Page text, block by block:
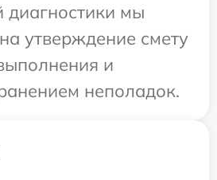
диагностики мы
утверждение смету
и
неполадок.